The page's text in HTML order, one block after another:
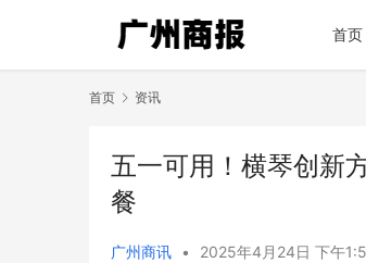
首页
首页 资讯
五一可用！横琴创新
餐
广州商讯 • 2025年4月24日 下午